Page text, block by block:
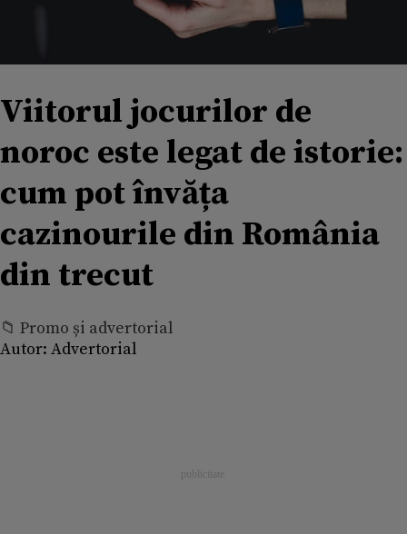
Viitorul jocurilor de
noroc este legat de istorie:
cum pot învăța
cazinourile din România
din trecut
📁 Promo și advertorial
Autor: Advertorial